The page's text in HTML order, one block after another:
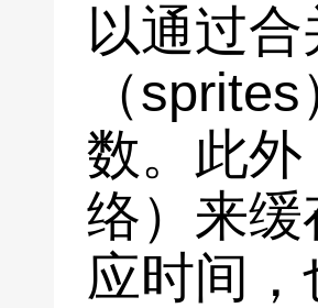
以通过
（
数。此
络）来
应时间